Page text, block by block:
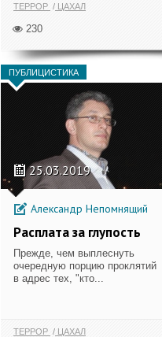
ТЕРРОР ЦАХАЛ
230
ПУБЛИЦИСТИКА
25.03.2019
Александр Непомнящий
Расплата за глупость
Прежде, чем выплеснуть
очередную порцию проклятий
в адрес тех, "кто...
ТЕРРОР ЦАХАЛ